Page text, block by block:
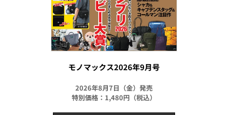
モノマックス2026年9月号
2026年8月7日（金）発売
特別価格：1,480円（税込）